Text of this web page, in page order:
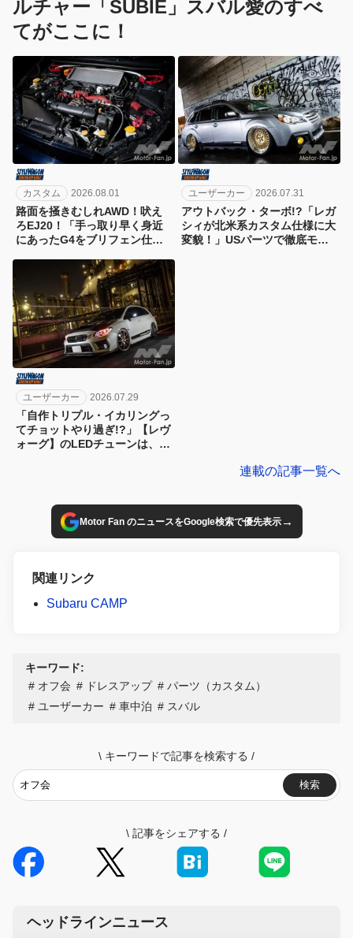
ルチャー「SUBIE」スバル愛のすべ
てがここに！
カスタム 2026.08.01
路面を掻きむしれAWD！吠え
ろEJ20！「手っ取り早く身近
にあったG4をブリフェン仕様
載せ替えしてボアアップ
ユーザーカー 2026.07.31
アウトバック・ターボ!?「レガ
シィが北米系カスタム仕様に大
変貌！」USパーツで徹底モデ
ユーザーカー 2026.07.29
「自作トリプル・イカリングっ
てチョットやり過ぎ!?」【レヴ
ォーグ】のLEDチューンは、や
連載の記事一覧へ
Motor Fan のニュースをGoogle検索で優先表示→
関連リンク
Subaru CAMP
キーワード:
オフ会
ドレスアップ
パーツ（カスタム）
ユーザーカー
車中泊 スバル
\ キーワードで記事を検索する /
検索
\ 記事をシェアする /
ヘッドラインニュース